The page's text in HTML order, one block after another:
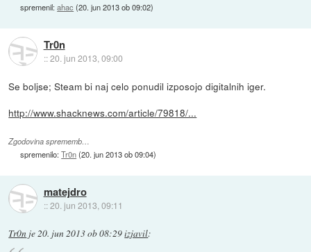
spremenil:ahac (20. jun 2013 ob 09:02)
Tr0n
::20. jun 2013, 09:00
Se boljse; Steam bi naj celo ponudil izposojo digitalnih iger.
http://www.shacknews.com/article/79818/...
Zgodovina sprememb…
spremenilo:Tr0n(20. jun 2013 ob 09:04)
matejdro
::20. jun 2013, 09:11
Tr0n je20. jun 2013 ob 08:29izjavil: